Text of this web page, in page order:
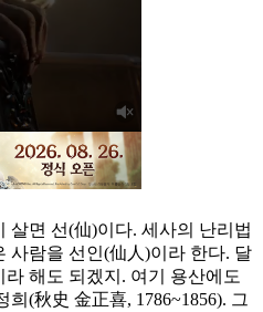
살면 선(仙)이다. 세사의 난리법
사람을 선인(仙人)이라 한다. 달
해도 되겠지. 여기 용산에도
(秋史 金正喜, 1786~1856). 그